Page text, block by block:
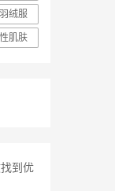
绒服
肌肤
到优